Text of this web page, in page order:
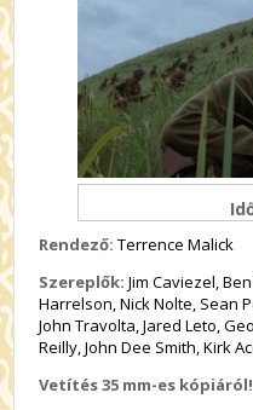
Rendező: Terrence Malick
Szereplők: Jim Caviezel,
Harrelson, Nick Nolte, Sean
John Travolta, Jared Leto,
Reilly, John Dee Smith, Kirk
Vetítés 35 mm-es kópiáról!